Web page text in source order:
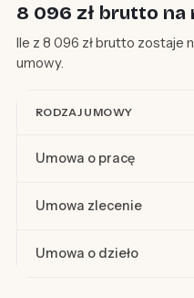
8 096 zł brutto na
Ile z 8 096 zł brutto zostaje
umowy.
RODZAJ UMOWY
Umowa o pracę
Umowa zlecenie
Umowa o dzieło